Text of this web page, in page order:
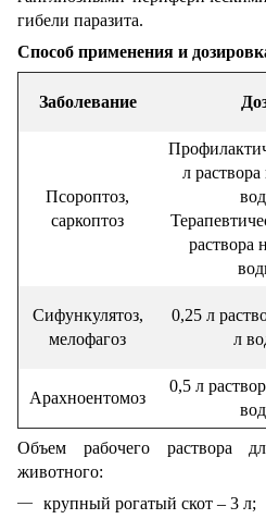
гибели паразита.
Способ применения и
Заболевание
Псороптоз,
саркоптоз
л
раствора
Сифункулятоз,
мелофагоз
0,25 л
л
Арахноентомоз
0,5 л
Объем рабочего раствора
животного:
крупный рогатый скот – 3 л;